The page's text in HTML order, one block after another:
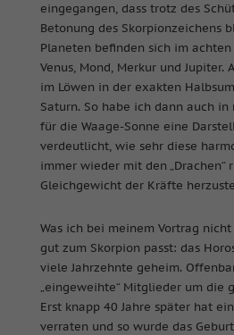
eingegangen, dass trotz des
Betonung des Skorpionzeichens
Planeten befinden sich im
Venus, Mond, Merkur und Jupiter.
im Löwen in der exakten
Saturn. So habe ich dann auch
für die Waage-Sonne eine
verdeutlicht, wie sehr diese
immer wieder mit den „Drachen“
Gleichgewicht der Kräfte
Was ich bei meinem Vortrag
gut zum Skorpion passt: das
viele Jahrzehnte geheim.
„eingeweihte“ Mitglieder um die
Erst knapp 40 Jahre später hat
verraten und so wurde das